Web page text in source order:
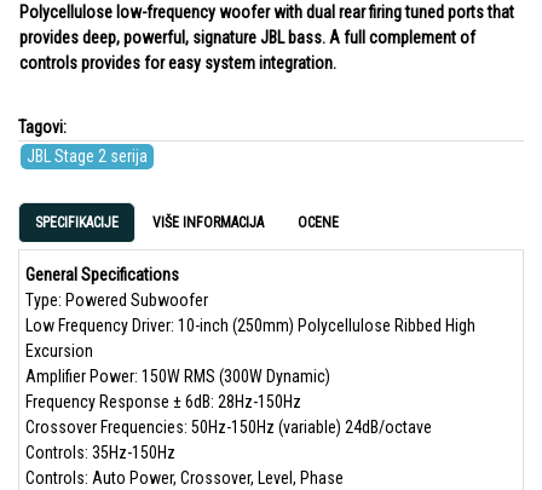
Polycellulose low-frequency woofer with dual rear firing tuned ports that
provides deep, powerful, signature JBL bass. A full complement of
controls provides for easy system integration.
Tagovi:
JBL Stage 2 serija
SPECIFIKACIJE VIŠE INFORMACIJA OCENE
General Specifications
Type: Powered Subwoofer
Low Frequency Driver: 10-inch (250mm) Polycellulose Ribbed High
Excursion
Amplifier Power: 150W RMS (300W Dynamic)
Frequency Response ± 6dB: 28Hz-150Hz
Crossover Frequencies: 50Hz-150Hz (variable) 24dB/octave
Controls: 35Hz-150Hz
Controls: Auto Power, Crossover, Level, Phase